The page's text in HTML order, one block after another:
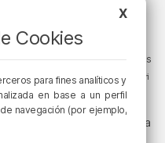
BEC (Bilbao
Basket Bizkaia
del Rey cultura Cáritas
Bizkaia el tiempo Enkarterri
(País Vasco)
LaLiga
LaLiga
X
Cookies
para fines analíticos y
en base a un perfil
navegación (por ejemplo,